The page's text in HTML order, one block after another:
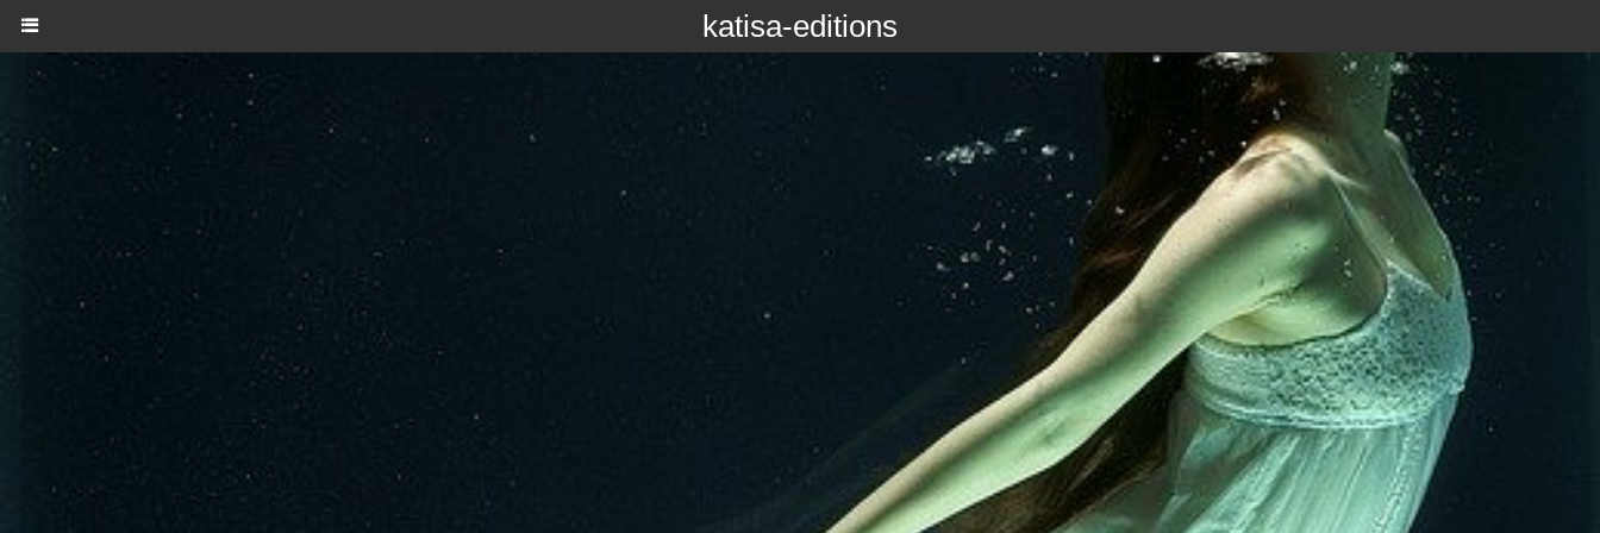
katisa-editions